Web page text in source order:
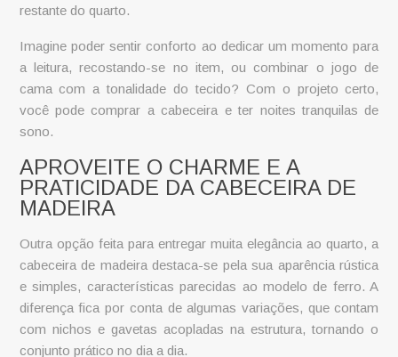
restante do quarto.
Imagine poder sentir conforto ao dedicar um momento para
a leitura, recostando-se no item, ou combinar o jogo de
cama com a tonalidade do tecido? Com o projeto certo,
você pode comprar a cabeceira e ter noites tranquilas de
sono.
APROVEITE O CHARME E A
PRATICIDADE DA CABECEIRA DE
MADEIRA
Outra opção feita para entregar muita elegância ao quarto, a
cabeceira de madeira destaca-se pela sua aparência rústica
e simples, características parecidas ao modelo de ferro. A
diferença fica por conta de algumas variações, que contam
com nichos e gavetas acopladas na estrutura, tornando o
conjunto prático no dia a dia.